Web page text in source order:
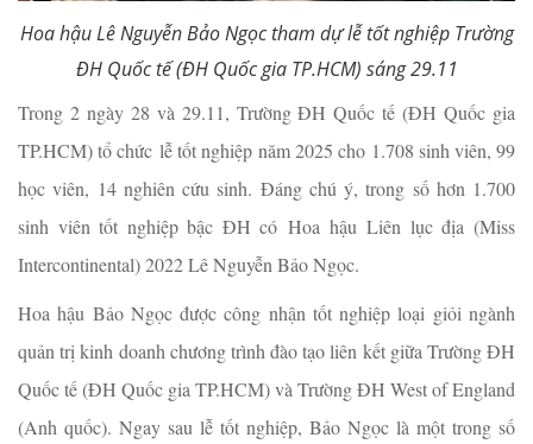
Hoa hậu Lê Nguyễn Bảo Ngọc tham dự lễ tốt nghiệp Trường
ĐH Quốc tế (ĐH Quốc gia TP.HCM) sáng 29.11
Trong 2 ngày 28 và 29.11, Trường ĐH Quốc tế (ĐH Quốc gia
TP.HCM) tổ chức lễ tốt nghiệp năm 2025 cho 1.708 sinh viên, 99
học viên, 14 nghiên cứu sinh. Đáng chú ý, trong số hơn 1.700
sinh viên tốt nghiệp bậc ĐH có Hoa hậu Liên lục địa (Miss
Intercontinental) 2022 Lê Nguyễn Bảo Ngọc.
Hoa hậu Bảo Ngọc được công nhận tốt nghiệp loại giỏi ngành
quản trị kinh doanh chương trình đào tạo liên kết giữa Trường ĐH
Quốc tế (ĐH Quốc gia TP.HCM) và Trường ĐH West of England
(Anh quốc). Ngay sau lễ tốt nghiệp, Bảo Ngọc là một trong số